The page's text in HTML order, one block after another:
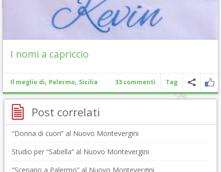
I nomi a capriccio
Il meglio di, Palermo, Sicilia 33 commenti Tag
Post correlati
“Donna di cuori” al Nuovo Montevergini
Studio per “Sabella” al Nuovo Montevergini
“Scenario a Palermo” al Nuovo Montevergini